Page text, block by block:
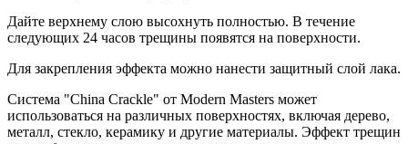
Дайте верхнему слою высохнуть полностью. В течение
следующих 24 часов трещины появятся на поверхности.
Для закрепления эффекта можно нанести защитный слой лака.
Система "China Crackle" от Modern Masters может
использоваться на различных поверхностях, включая дерево,
металл, стекло, керамику и другие материалы. Эффект трещин